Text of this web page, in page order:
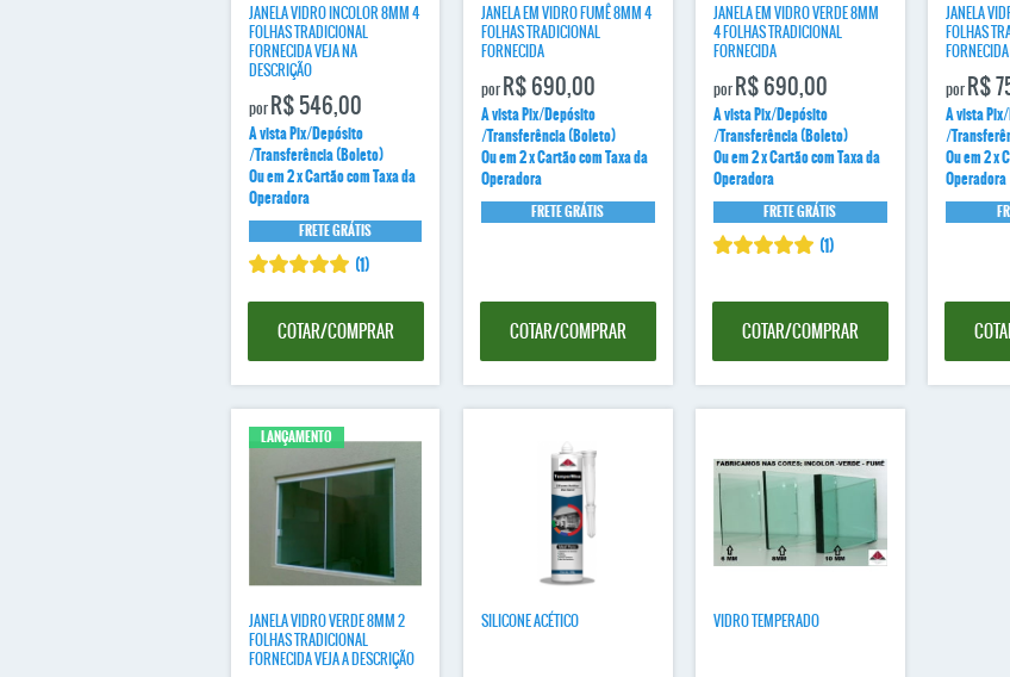
JANELA VIDRO INCOLOR 8MM 4
FOLHAS TRADICIONAL
FORNECIDA VEJA NA
DESCRIÇÃO
porR$ 546,00
A vista Pix/Depósito
/Transferência (Boleto)
Ou em 2 x Cartão com Taxa da
Operadora
FRETE GRÁTIS
(1)
COTAR/COMPRAR
JANELA EM VIDRO FUMÊ 8MM 4
FOLHAS TRADICIONAL
FORNECIDA
porR$ 690,00
A vista Pix/Depósito
/Transferência (Boleto)
Ou em 2 x Cartão com Taxa da
Operadora
FRETE GRÁTIS
COTAR/COMPRAR
JANELA EM VIDRO VERDE 8MM
4 FOLHAS TRADICIONAL
FORNECIDA
porR$ 690,00
A vista Pix/Depósito
/Transferência (Boleto)
Ou em 2 x Cartão com Taxa da
Operadora
FRETE GRÁTIS
(1)
COTAR/COMPRAR
JANELA
FOLHAS
FORNECIDA
porR$
A vista
/
Ou em 2 x
Operadora
LANÇAMENTO
JANELA VIDRO VERDE 8MM 2
FOLHAS TRADICIONAL
FORNECIDA VEJA A DESCRIÇÃO
SILICONE ACÉTICO VIDRO TEMPERADO